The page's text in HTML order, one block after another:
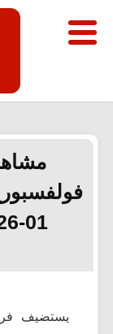
01-2026 في الدوري الألماني
يستضيف